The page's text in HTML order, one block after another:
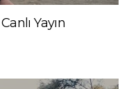
Yayın